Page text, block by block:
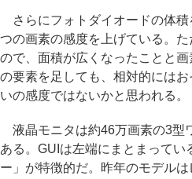
さらにフォトダイオードの体積
つの画素の感度を上げている。
ので、面積が広くなったことと
の要素を足しても、相対的には
いの感度ではないかと思われる。
液晶モニタは約46万画素の3型
ある。GUIは左端にまとまって
ー」が特徴的だ。昨年のモデル